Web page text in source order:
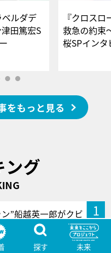
ベルダデ
田篤宏S
ュー
『クロス
救急の約束
桜SPイ
をもっと見る
ング
1
”船越英一郎がクビ
ワハラ謝罪拒
輩”だけ…
探す 未来